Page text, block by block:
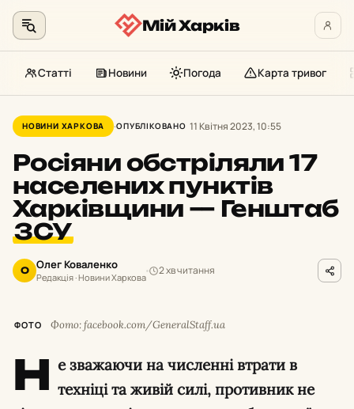
до
контенту
Мій Харків
Статті Новини Погода Карта тривог
НОВИНИ ХАРКОВА ОПУБЛІКОВАНО 11 Квітня 2023, 10:55
Росіяни обстріляли 17
населених пунктів
Харківщини — Генштаб
ЗСУ
О Олег Коваленко
Редакція · Новини Харкова
2 хв читання
ФОТО Фото: facebook.com/GeneralStaff.ua
Н е зважаючи на численні втрати в
техніці та живій силі, противник не